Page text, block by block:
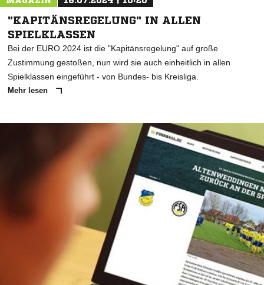
"KAPITÄNSREGELUNG" IN ALLEN
SPIELKLASSEN
Bei der EURO 2024 ist die "Kapitänsregelung" auf große
Zustimmung gestoßen, nun wird sie auch einheitlich in allen
Spielklassen eingeführt - von Bundes- bis Kreisliga.
Mehr lesen